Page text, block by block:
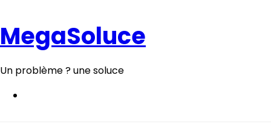
contenu
MegaSoluce
Un problème ? une soluce